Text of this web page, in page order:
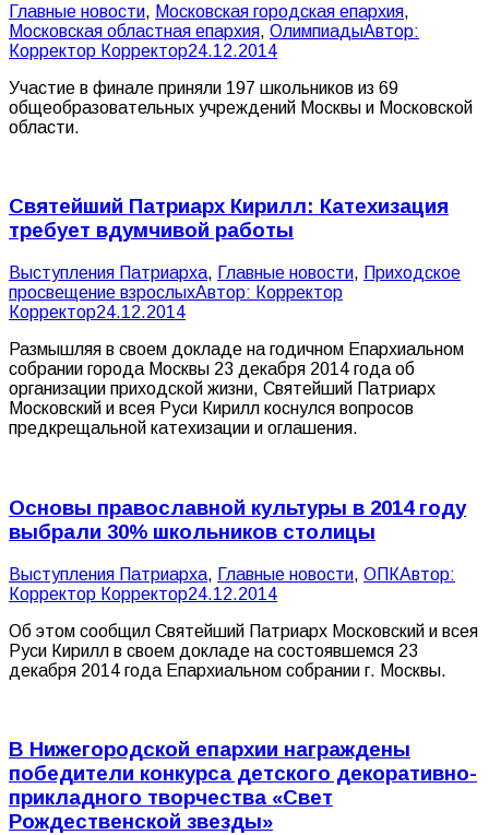
Главные новости, Московская городская епархия,
Московская областная епархия, ОлимпиадыАвтор:
Корректор Корректор24.12.2014
Участие в финале приняли 197 школьников из 69
общеобразовательных учреждений Москвы и Московской
области.
Святейший Патриарх Кирилл: Катехизация
требует вдумчивой работы
Выступления Патриарха, Главные новости, Приходское
просвещение взрослыхАвтор: Корректор
Корректор24.12.2014
Размышляя в своем докладе на годичном Епархиальном
собрании города Москвы 23 декабря 2014 года об
организации приходской жизни, Святейший Патриарх
Московский и всея Руси Кирилл коснулся вопросов
предкрещальной катехизации и оглашения.
Основы православной культуры в 2014 году
выбрали 30% школьников столицы
Выступления Патриарха, Главные новости, ОПКАвтор:
Корректор Корректор24.12.2014
Об этом сообщил Святейший Патриарх Московский и всея
Руси Кирилл в своем докладе на состоявшемся 23
декабря 2014 года Епархиальном собрании г. Москвы.
В Нижегородской епархии награждены
победители конкурса детского декоративно-
прикладного творчества «Свет
Рождественской звезды»